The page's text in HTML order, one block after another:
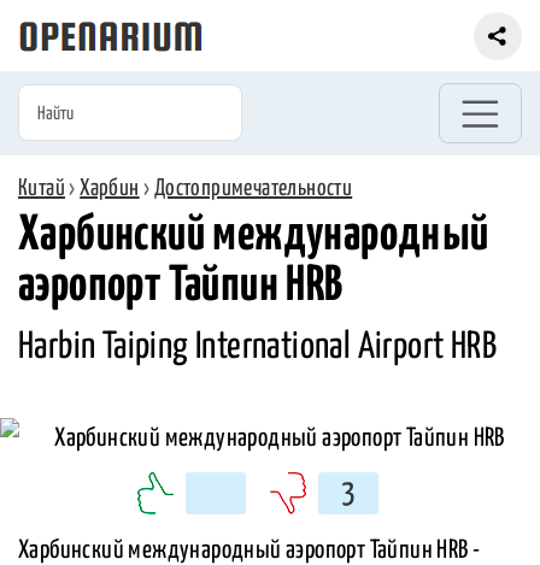
Китай ›Харбин › Достопримечательности
Харбинский международный
аэропорт Тайпин HRB
Harbin Taiping International Airport HRB
3
Харбинский международный аэропорт Тайпин HRB -